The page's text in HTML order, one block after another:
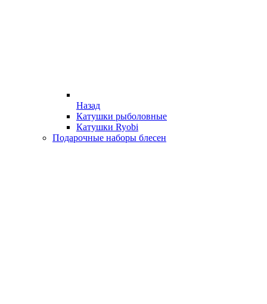
Назад
Катушки рыболовные
Катушки Ryobi
Подарочные наборы блесен